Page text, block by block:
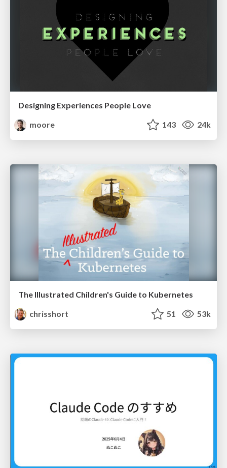
Designing Experiences People Love
moore
143 24k
The Illustrated Children's Guide to Kubernetes
chrisshort
51 53k